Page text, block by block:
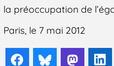
la préoccupation de
Paris, le 7 mai 2012
FacebookBluesky